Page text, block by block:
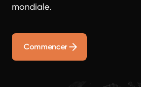
mondiale.
Commencer